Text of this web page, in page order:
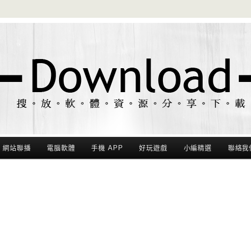
網站聯播 電腦軟體 手機 APP 好玩遊戲 小編精選 聯絡我